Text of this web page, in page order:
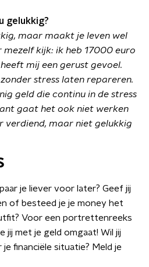
gelukkig?
maar maakt je leven wel
mezelf kijk: ik heb 17000 euro
mij een gerust gevoel.
stress laten repareren.
geld die continu in de stress
gaat het ook niet werken
verdiend, maar niet gelukkig
je liever voor later? Geef jij
of besteed je je money het
Voor een portrettenreeks
jij met je geld omgaat! Wil jij
financiële situatie? Meld je